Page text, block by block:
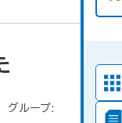
グループ: